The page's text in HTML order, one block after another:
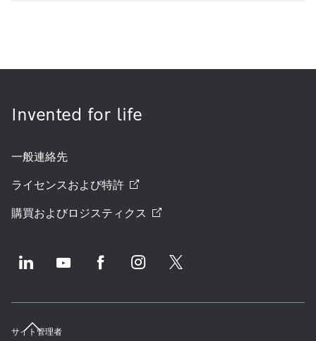
Invented for life
一般連絡先
ライセンスおよび特許
購買およびロジスティクス
サイト管理者